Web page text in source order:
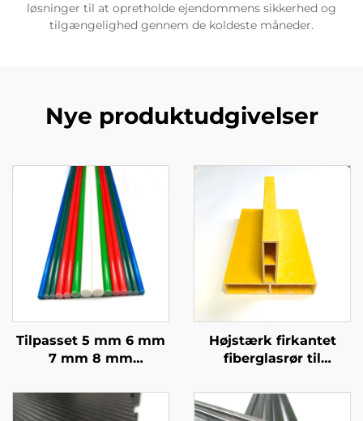
løsninger til at opretholde ejendommens sikkerhed og
tilgængelighed gennem de koldeste måneder.
Nye produktudgivelser
Tilpasset 5 mm 6 mm
7 mm 8 mm
GFRP Pultrusion Solid
Fiberglas Pæl til
Højstærk firkantet
fiberglasrør til
stærk understøttende
fiberglasrør i firkantet